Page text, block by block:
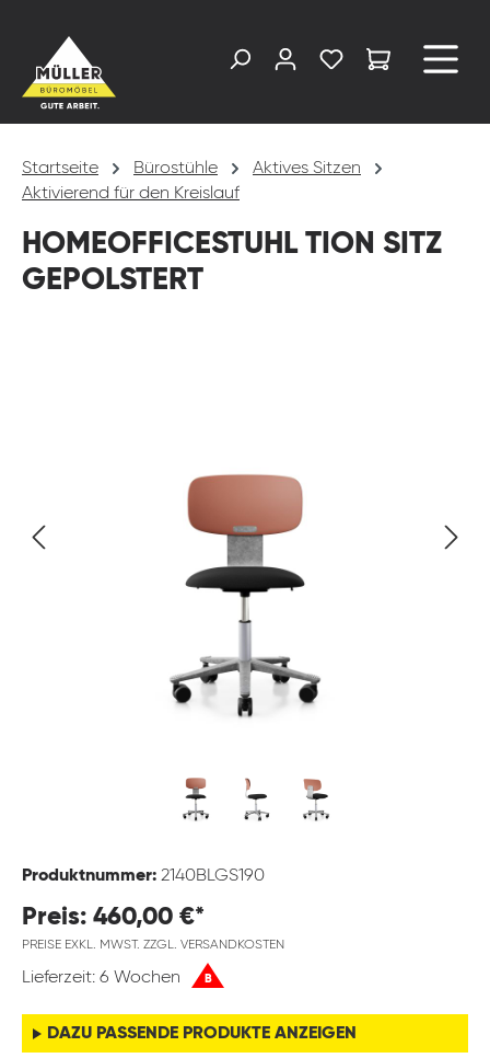
Startseite Bürostühle
Aktives Sitzen
Aktivierend für den Kreislauf
HOMEOFFICESTUHL TION SITZ
GEPOLSTERT
Produktnummer: 2140BLGS190
Preis: 460,00 €*
PREISE EXKL. MWST. ZZGL. VERSANDKOSTEN
Lieferzeit: 6 Wochen B
DAZU PASSENDE PRODUKTE ANZEIGEN